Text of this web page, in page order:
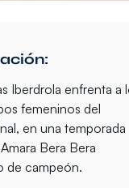
Iberdrola enfrenta a
femeninos del
en una temporada
Bera Bera
de campeón.